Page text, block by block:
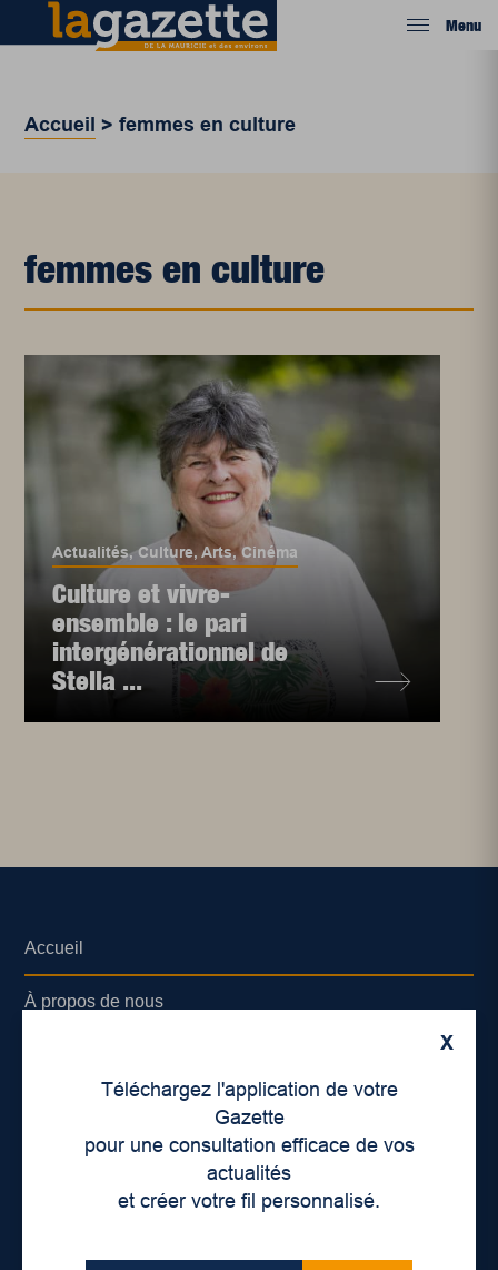
Menu
Accueil >femmes en culture
femmes en culture
Actualités,Culture,Arts,Cinéma
Culture et vivre-
ensemble : le pari
intergénérationnel de
Stella ...
X
Téléchargez l'application de votre
Gazette
pour une consultation efficace de vos
actualités
et créer votre fil personnalisé.
Accueil
À propos de nous
Lieux de distribution